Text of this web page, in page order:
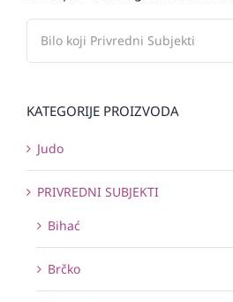
KATEGORIJE PROIZVODA
Judo
PRIVREDNI SUBJEKTI
Bihać
Brčko